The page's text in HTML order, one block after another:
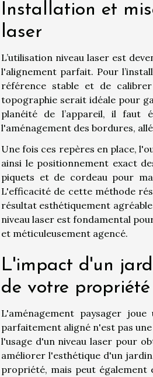
Installation et
laser
L’utilisation niveau laser est
l'alignement parfait. Pour
référence stable et de calibrer
topographie serait idéale pour
planéité de l’appareil, il faut
l'aménagement des bordures,
Une fois ces repères en place,
ainsi le positionnement exact
piquets et de cordeau pour
L'efficacité de cette méthode
résultat esthétiquement
niveau laser est fondamental
et méticuleusement agencé.
L'impact d'un
de votre propriété
L'aménagement paysager
parfaitement aligné n'est pas
l'usage d'un niveau laser pour
améliorer l'esthétique d'un
propriété, mais peut